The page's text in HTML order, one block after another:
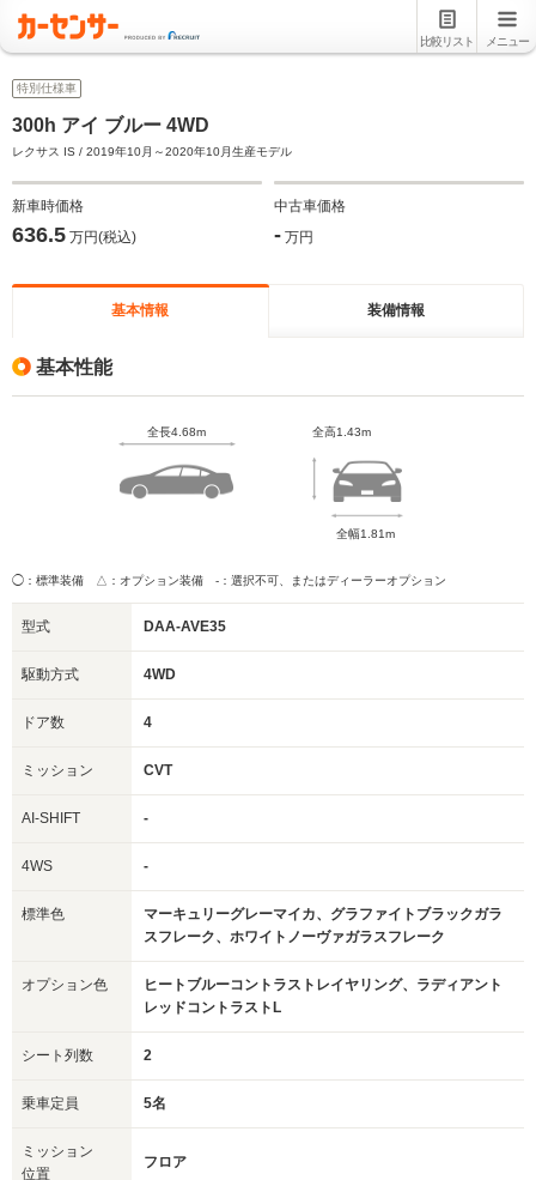
比較リスト メニュー
特別仕様車
300h アイ ブルー 4WD
レクサス IS / 2019年10月～2020年10月生産モデル
新車時価格
636.5 万円(税込)
中古車価格
- 万円
基本情報 装備情報
基本性能
全長4.68m 全高1.43m
全幅1.81m
◯：標準装備 △：オプション装備 -：選択不可、またはディーラーオプション
型式 DAA-AVE35
駆動方式 4WD
ドア数 4
ミッション CVT
AI-SHIFT -
4WS -
標準色
マーキュリーグレーマイカ、グラファイトブラックガラ
スフレーク、ホワイトノーヴァガラスフレーク
オプション色
ヒートブルーコントラストレイヤリング、ラディアント
レッドコントラストL
シート列数 2
乗車定員 5名
ミッション
位置
フロア